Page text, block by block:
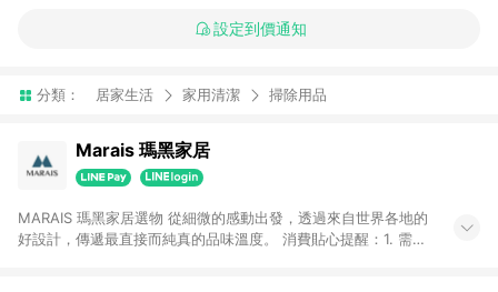
設定到價通知
分類： 居家生活 家用清潔 掃除用品
Marais 瑪黑家居
MARAIS 瑪黑家居選物 從細微的感動出發，透過來自世界各地的
好設計，傳遞最直接而純真的品味溫度。 消費貼心提醒：1. 需透